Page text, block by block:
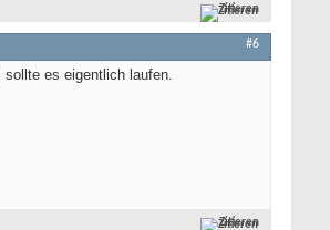
Zitieren
#6
es eigentlich laufen.
Zitieren